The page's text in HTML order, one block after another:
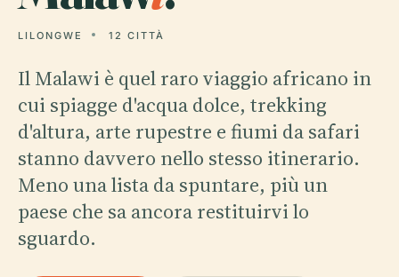
LILONGWE 12 CITTÀ
Il Malawi è quel raro viaggio africano in
cui spiagge d'acqua dolce, trekking
d'altura, arte rupestre e fiumi da safari
stanno davvero nello stesso itinerario.
Meno una lista da spuntare, più un
paese che sa ancora restituirvi lo
sguardo.